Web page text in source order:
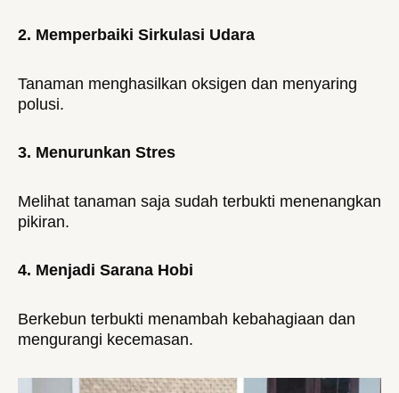
2. Memperbaiki Sirkulasi Udara
Tanaman menghasilkan oksigen dan menyaring
polusi.
3. Menurunkan Stres
Melihat tanaman saja sudah terbukti menenangkan
pikiran.
4. Menjadi Sarana Hobi
Berkebun terbukti menambah kebahagiaan dan
mengurangi kecemasan.